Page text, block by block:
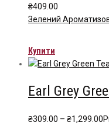
₴409.00
Зелений
Купити
Earl Grey
₴309.00 – ₴1,299.00